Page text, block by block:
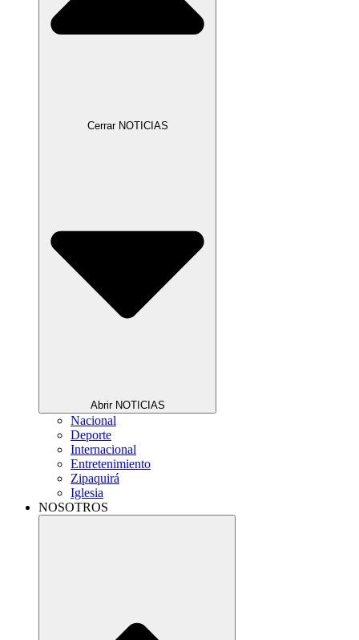
Cerrar NOTICIAS
Abrir NOTICIAS
Nacional
Deporte
Internacional
Entretenimiento
Zipaquirá
Iglesia
NOSOTROS